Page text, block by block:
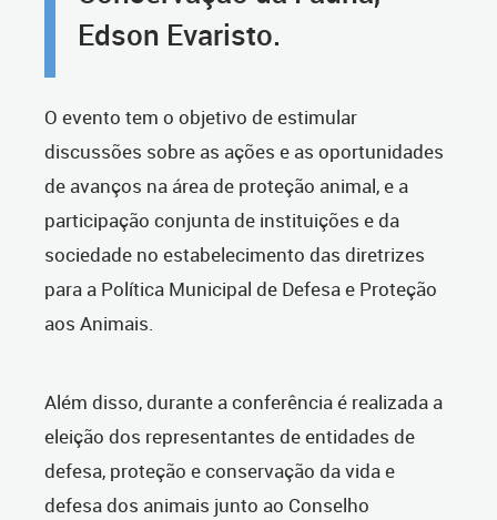
Edson Evaristo.
O evento tem o objetivo de estimular
discussões sobre as ações e as oportunidades
de avanços na área de proteção animal, e a
participação conjunta de instituições e da
sociedade no estabelecimento das diretrizes
para a Política Municipal de Defesa e Proteção
aos Animais.
Além disso, durante a conferência é realizada a
eleição dos representantes de entidades de
defesa, proteção e conservação da vida e
defesa dos animais junto ao Conselho